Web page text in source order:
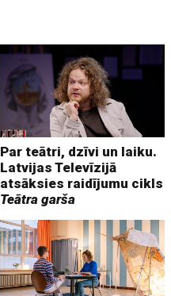
Par teātri, dzīvi un laiku.
Latvijas Televīzijā
atsāksies raidījumu cikls
Teātra garša